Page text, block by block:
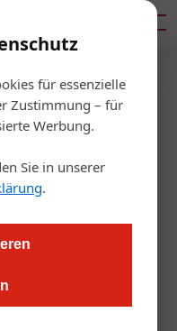
für essenzielle
Zustimmung – für
Werbung.
Sie in unserer
.
neuen
Österreich
neu.
sich ausdrücklich auch